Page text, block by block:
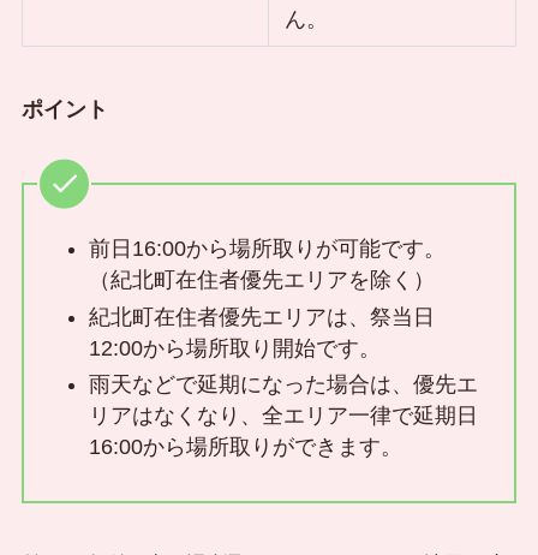
ん。
ポイント
前日16:00から場所取りが可能です。
（紀北町在住者優先エリアを除く）
紀北町在住者優先エリアは、祭当日
12:00から場所取り開始です。
雨天などで延期になった場合は、優先エ
リアはなくなり、全エリア一律で延期日
16:00から場所取りができます。